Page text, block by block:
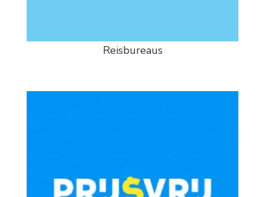
Reisbureaus